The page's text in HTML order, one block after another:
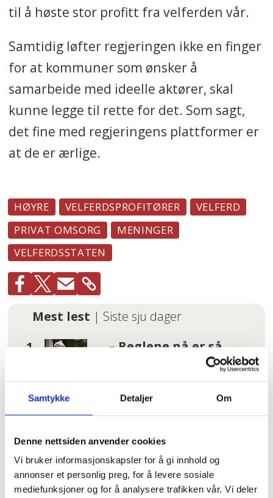
Samtykke Detaljer Om
Denne nettsiden anvender cookies
Vi bruker informasjonskapsler for å gi innhold og
annonser et personlig preg, for å levere sosiale
mediefunksjoner og for å analysere trafikken vår. Vi deler
til å høste stor profitt fra velferden vår.
Samtidig løfter regjeringen ikke en finger
for at kommuner som ønsker å
samarbeide med ideelle aktører, skal
kunne legge til rette for det. Som sagt,
det fine med regjeringens plattformer er
at de er ærlige.
HØYRE VELFERDSPROFITØRER
VELFERD
PRIVAT OMSORG
MENINGER
VELFERDSSTATEN
Mest lest | Siste sju dager
– Reglene nå er så
arbeiderfiendtlige
at folk kan svelge
det
I kø for å bli enige
om lønna. Sjekk hele
lista her